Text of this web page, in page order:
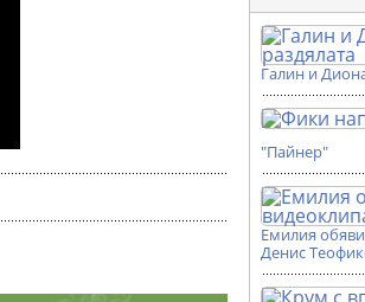
Галин и
"Пайнер"
Емилия
Денис